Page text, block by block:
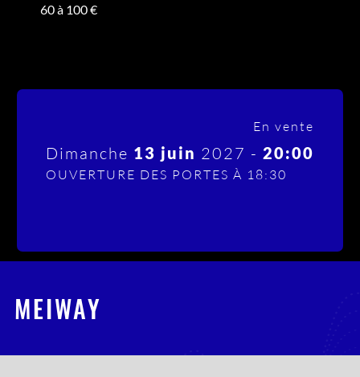
60 à 100 €
En vente
Dimanche 13 juin 2027 - 20:00
OUVERTURE DES PORTES À 18:30
MEIWAY